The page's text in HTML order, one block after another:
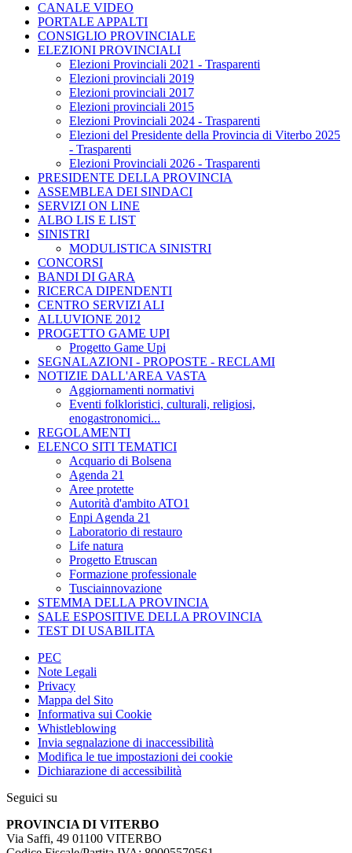
CANALE VIDEO
PORTALE APPALTI
CONSIGLIO PROVINCIALE
ELEZIONI PROVINCIALI
Elezioni Provinciali 2021 - Trasparenti
Elezioni provinciali 2019
Elezioni provinciali 2017
Elezioni provinciali 2015
Elezioni Provinciali 2024 - Trasparenti
Elezioni del Presidente della Provincia di Viterbo 2025
- Trasparenti
Elezioni Provinciali 2026 - Trasparenti
PRESIDENTE DELLA PROVINCIA
ASSEMBLEA DEI SINDACI
SERVIZI ON LINE
ALBO LIS E LIST
SINISTRI
MODULISTICA SINISTRI
CONCORSI
BANDI DI GARA
RICERCA DIPENDENTI
CENTRO SERVIZI ALI
ALLUVIONE 2012
PROGETTO GAME UPI
Progetto Game Upi
SEGNALAZIONI - PROPOSTE - RECLAMI
NOTIZIE DALL'AREA VASTA
Aggiornamenti normativi
Eventi folkloristici, culturali, religiosi,
enogastronomici...
REGOLAMENTI
ELENCO SITI TEMATICI
Acquario di Bolsena
Agenda 21
Aree protette
Autorità d'ambito ATO1
Enpi Agenda 21
Laboratorio di restauro
Life natura
Progetto Etruscan
Formazione professionale
Tusciainnovazione
STEMMA DELLA PROVINCIA
SALE ESPOSITIVE DELLA PROVINCIA
TEST DI USABILITA
PEC
Note Legali
Privacy
Mappa del Sito
Informativa sui Cookie
Whistleblowing
Invia segnalazione di inaccessibilità
Modifica le tue impostazioni dei cookie
Dichiarazione di accessibilità
Seguici su
PROVINCIA DI VITERBO
Via Saffi, 49 01100 VITERBO